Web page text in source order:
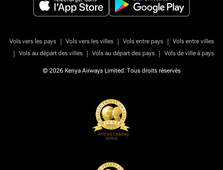
Vols vers les pays | Vols vers les villes | Vols entre pays |
Vols entre villes
|
Vols au départ des villes | Vols au départ des pays | Vols de ville à pays
© 2026 Kenya Airways Limited. Tous droits réservés